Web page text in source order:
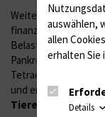
Weiterer
finanzierten
Belastung von
Pankreatitis, von
und entwickeln wir
Tieren
PMID:
auswählen,
allen
erhalten Sie
Details